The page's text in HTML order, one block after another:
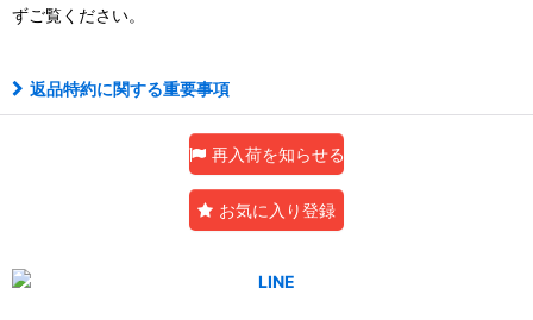
ずご覧ください。
返品特約に関する重要事項
再入荷を知らせる
お気に入り登録